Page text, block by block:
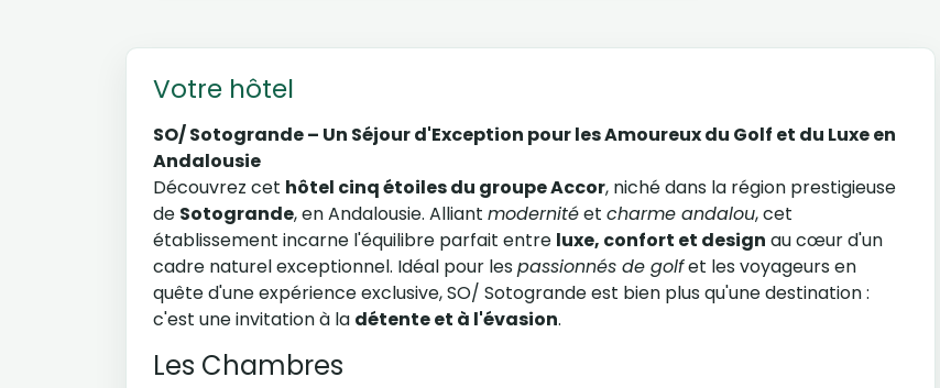
Votre hôtel
SO/ Sotogrande – Un Séjour d'Exception pour les Amoureux du Golf et du Luxe en
Andalousie
Découvrez cet hôtel cinq étoiles du groupe Accor, niché dans la région prestigieuse
de Sotogrande, en Andalousie. Alliant modernitéet charme andalou, cet
établissement incarne l'équilibre parfait entre luxe, confort et design au cœur d'un
cadre naturel exceptionnel. Idéal pour les passionnés de golfet les voyageurs en
quête d'une expérience exclusive, SO/ Sotogrande est bien plus qu'une destination :
c'est une invitation à la détente et à l'évasion.
Les Chambres